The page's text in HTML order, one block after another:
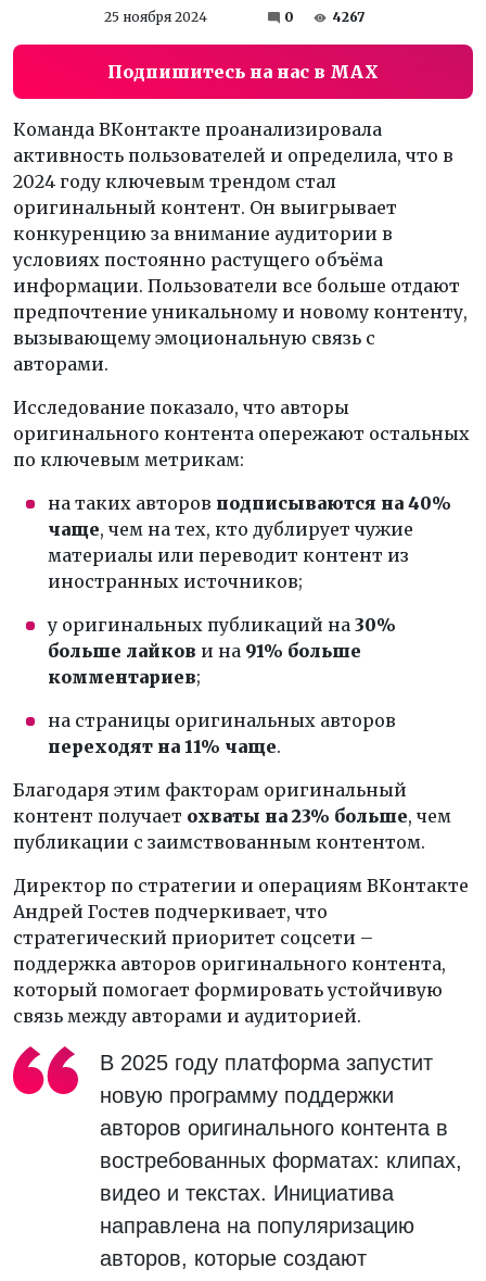
25 ноября 2024 0 4267
Подпишитесь на нас в MAX
Команда ВКонтакте проанализировала
активность пользователей и определила, что в
2024 году ключевым трендом стал
оригинальный контент. Он выигрывает
конкуренцию за внимание аудитории в
условиях постоянно растущего объёма
информации. Пользователи все больше отдают
предпочтение уникальному и новому контенту,
вызывающему эмоциональную связь с
авторами.
Исследование показало, что авторы
оригинального контента опережают остальных
по ключевым метрикам:
на таких авторов подписываются на 40%
чаще, чем на тех, кто дублирует чужие
материалы или переводит контент из
иностранных источников;
у оригинальных публикаций на 30%
больше лайков и на 91% больше
комментариев;
на страницы оригинальных авторов
переходят на 11% чаще.
Благодаря этим факторам оригинальный
контент получает охваты на 23% больше, чем
публикации с заимствованным контентом.
Директор по стратегии и операциям ВКонтакте
Андрей Гостев подчеркивает, что
стратегический приоритет соцсети –
поддержка авторов оригинального контента,
который помогает формировать устойчивую
связь между авторами и аудиторией.
В 2025 году платформа запустит
новую программу поддержки
авторов оригинального контента в
востребованных форматах: клипах,
видео и текстах. Инициатива
направлена на популяризацию
авторов, которые создают